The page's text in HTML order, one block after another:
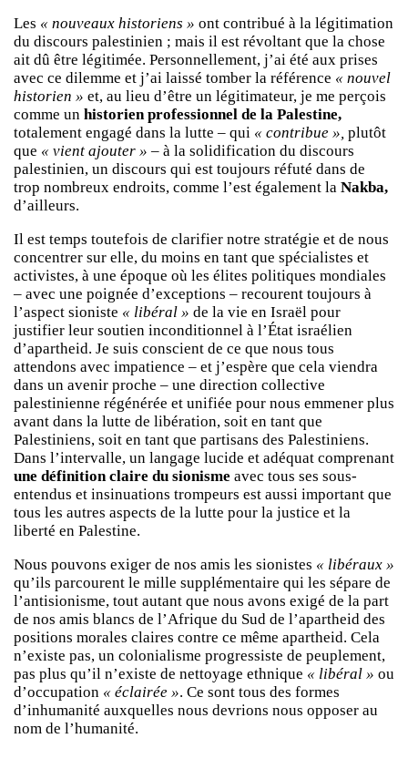
Les « nouveaux historiens » ont contribué à la légitimation
du discours palestinien ; mais il est révoltant que la chose
ait dû être légitimée. Personnellement, j’ai été aux prises
avec ce dilemme et j’ai laissé tomber la référence « nouvel
historien » et, au lieu d’être un légitimateur, je me perçois
comme un historien professionnel de la Palestine,
totalement engagé dans la lutte – qui « contribue », plutôt
que « vient ajouter » – à la solidification du discours
palestinien, un discours qui est toujours réfuté dans de
trop nombreux endroits, comme l’est également la Nakba,
d’ailleurs.
Il est temps toutefois de clarifier notre stratégie et de nous
concentrer sur elle, du moins en tant que spécialistes et
activistes, à une époque où les élites politiques mondiales
– avec une poignée d’exceptions – recourent toujours à
l’aspect sioniste « libéral » de la vie en Israël pour
justifier leur soutien inconditionnel à l’État israélien
d’apartheid. Je suis conscient de ce que nous tous
attendons avec impatience – et j’espère que cela viendra
dans un avenir proche – une direction collective
palestinienne régénérée et unifiée pour nous emmener plus
avant dans la lutte de libération, soit en tant que
Palestiniens, soit en tant que partisans des Palestiniens.
Dans l’intervalle, un langage lucide et adéquat comprenant
une définition claire du sionisme avec tous ses sous-
entendus et insinuations trompeurs est aussi important que
tous les autres aspects de la lutte pour la justice et la
liberté en Palestine.
Nous pouvons exiger de nos amis les sionistes « libéraux »
qu’ils parcourent le mille supplémentaire qui les sépare de
l’antisionisme, tout autant que nous avons exigé de la part
de nos amis blancs de l’Afrique du Sud de l’apartheid des
positions morales claires contre ce même apartheid. Cela
n’existe pas, un colonialisme progressiste de peuplement,
pas plus qu’il n’existe de nettoyage ethnique « libéral » ou
d’occupation « éclairée ». Ce sont tous des formes
d’inhumanité auxquelles nous devrions nous opposer au
nom de l’humanité.